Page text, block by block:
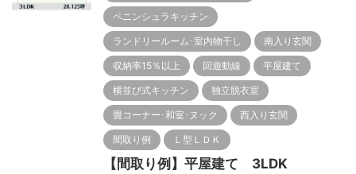
ペニンシュラキッチン
ランドリールーム･室内物干し 南入り玄関
収納率15％以上 回遊動線 平屋建て
横並び式キッチン 独立脱衣室
畳コーナー･和室･ヌック 西入り玄関
間取り例 Ｌ型ＬＤＫ
【間取り例】平屋建て 3LDK